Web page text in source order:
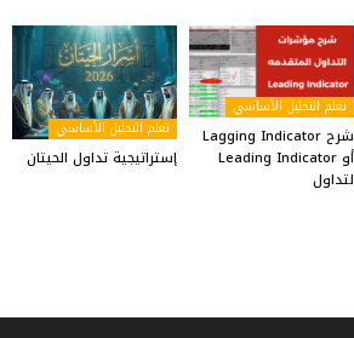
تعلم التحليل الأساسي
إستراتيجية تداول الحيتان
تعلم التحليل الأساسي
شرح Lagging Indicator
أو Leading Indicator
لتداول